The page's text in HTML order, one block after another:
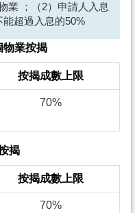
業 ；（2）申請人入息
超過入息的50%
物業按揭
按揭成數上限
70%
揭
按揭成數上限
70%